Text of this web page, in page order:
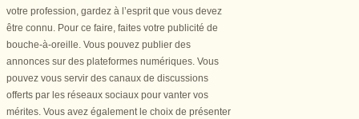
votre profession, gardez à l’esprit que vous devez
être connu. Pour ce faire, faites votre publicité de
bouche-à-oreille. Vous pouvez publier des
annonces sur des plateformes numériques. Vous
pouvez vous servir des canaux de discussions
offerts par les réseaux sociaux pour vanter vos
mérites. Vous avez également le choix de présenter